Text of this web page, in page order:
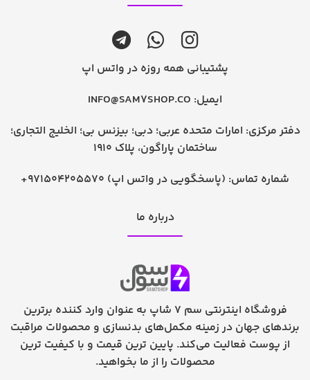
پشتیبانی همه روزه در واتس اپ
ایمیل: INFO@SAM7SHOP.CO
دفتر مرکزی: امارات متحده عربی؛ دبی؛ بیزنس بی؛ الخلیج التجاری؛
ساختمان پاراگون، پلاک 1910
شماره تماس: +971504205570 (پاسخگویی در واتس اپ)
درباره ما
فروشگاه اینترنتی سم 7 شاپ به عنوان وارد کننده برترین
برندهای جهان در زمینه مکمل‌های بدنسازی و محصولات مراقبت
از پوست فعالیت می‌کند. پایین ترین قیمت و با کیفیت ترین
محصولات را از ما بخواهید.